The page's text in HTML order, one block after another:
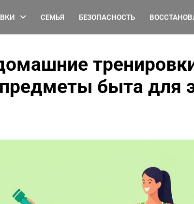
СЕМЬЯ БЕЗОПАСНОСТЬ
предметы быта для
Как
от Ирина